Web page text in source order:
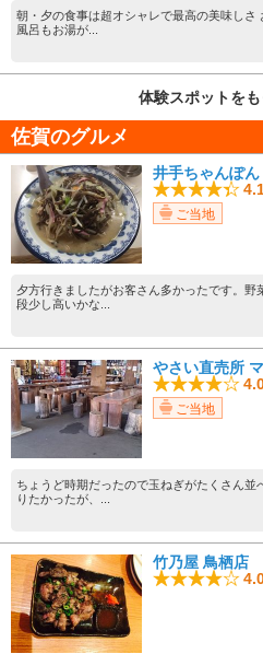
朝・夕の食事は超オシャレで最高の美味しさ
風呂もお湯が...
体験スポットを
佐賀のグルメ
井手ちゃんぽ
ご当地
夕方行きましたがお客さん多かったです。
段少し高いかな...
やさい直売所
ご当地
ちょうど時期だったので玉ねぎがたくさん
りたかったが、...
竹乃屋 鳥栖店